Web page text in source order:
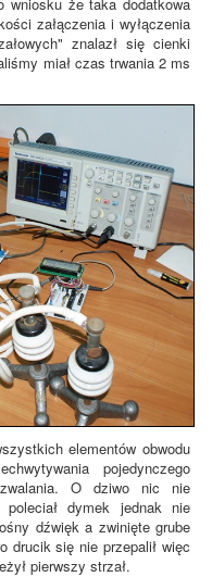
wniosku że taka dodatkowa
załączenia i wyłączenia
znalazł się cienki
miał czas trwania 2 ms
elementów obwodu
pojedynczego
O dziwo nic nie
dymek jednak nie
dźwięk a zwinięte grube
drucik się nie przepalił więc
pierwszy strzał.